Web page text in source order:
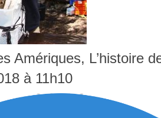
Amériques, L’histoire
à 11h10